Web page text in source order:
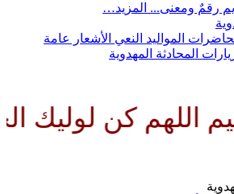
رقمٌ ومعنى... المزيد…
المواليد النعي الأشعار
عامة
المحادثة المهدوية
كن لوليك